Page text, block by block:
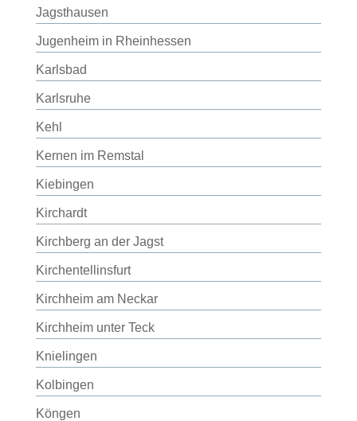
Jagsthausen
Jugenheim in Rheinhessen
Karlsbad
Karlsruhe
Kehl
Kernen im Remstal
Kiebingen
Kirchardt
Kirchberg an der Jagst
Kirchentellinsfurt
Kirchheim am Neckar
Kirchheim unter Teck
Knielingen
Kolbingen
Köngen